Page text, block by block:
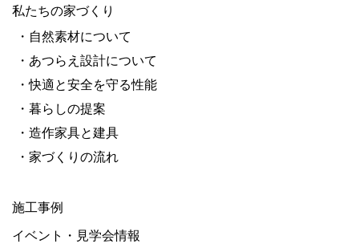
私たちの家づくり
・自然素材について
・あつらえ設計について
・快適と安全を守る性能
・暮らしの提案
・造作家具と建具
・家づくりの流れ
施工事例
イベント・見学会情報